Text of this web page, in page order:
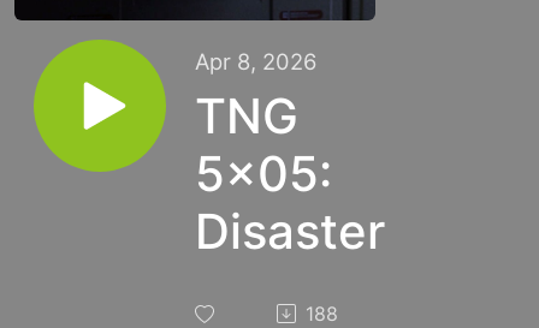
Apr 8, 2026
TNG
5x05:
Disaster
188